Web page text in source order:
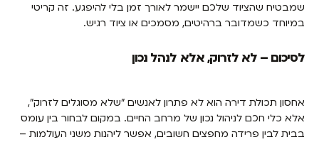
שמבטיח שהציוד שלכם יישמר לאורך זמן בלי להיפגע. זה קריטי
במיוחד כשמדובר ברהיטים, מסמכים או ציוד רגיש.
לסיכום – לא לזרוק, אלא לנהל נכון
אחסון תכולת דירה הוא לא פתרון לאנשים "שלא מסוגלים לזרוק",
אלא כלי חכם לניהול נכון של מרחב החיים. במקום לבחור בין עומס
בבית לבין פרידה מחפצים חשובים, אפשר ליהנות משני העולמות –